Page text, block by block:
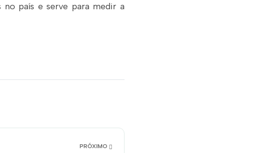
país e serve para medir a
PRÓXIMO